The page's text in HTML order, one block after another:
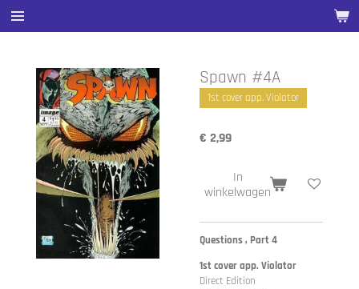
Ga
direct
hoofdinhoud
Spawn #4A
1st cover app. Violator
€ 2,99
In
winkelwagen
Questions , Part 4
1st cover app. Violator
Direct Edition